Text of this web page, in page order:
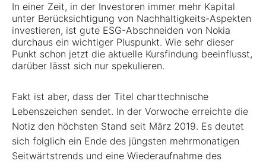
In einer Zeit, in der Investoren immer mehr Kapital
unter Berücksichtigung von Nachhaltigkeits-Aspekten
investieren, ist gute ESG-Abschneiden von Nokia
durchaus ein wichtiger Pluspunkt. Wie sehr dieser
Punkt schon jetzt die aktuelle Kursfindung beeinflusst,
darüber lässt sich nur spekulieren.
Fakt ist aber, dass der Titel charttechnische
Lebenszeichen sendet. In der Vorwoche erreichte die
Notiz den höchsten Stand seit März 2019. Es deutet
sich folglich ein Ende des jüngsten mehrmonatigen
Seitwärtstrends und eine Wiederaufnahme des